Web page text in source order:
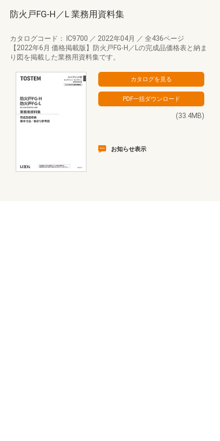
防火戸FG-H／L 業務用資料集
カタログコード： IC9700 ／ 2022年04月 ／ 全436ページ
【2022年6月 価格掲載版】防火戸FG-H／Lの完成品価格表と納ま
り図を掲載した業務用資料集です。
(33.4MB)
お知らせ表示